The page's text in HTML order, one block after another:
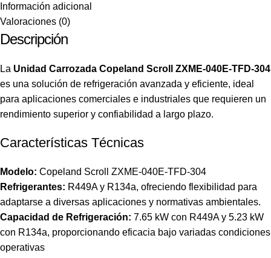
Información adicional
Valoraciones (0)
Descripción
La Unidad Carrozada Copeland Scroll ZXME-040E-TFD-304
es una solución de refrigeración avanzada y eficiente, ideal
para aplicaciones comerciales e industriales que requieren un
rendimiento superior y confiabilidad a largo plazo.
Características Técnicas
Modelo: Copeland Scroll ZXME-040E-TFD-304
Refrigerantes: R449A y R134a, ofreciendo flexibilidad para
adaptarse a diversas aplicaciones y normativas ambientales.
Capacidad de Refrigeración: 7.65 kW con R449A y 5.23 kW
con R134a, proporcionando eficacia bajo variadas condiciones
operativas​